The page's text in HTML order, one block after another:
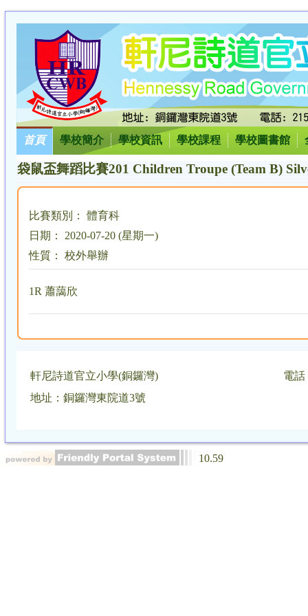
首頁 學校簡介 學校資訊 學校課程 學校圖書館
袋鼠盃舞蹈比賽201 Children Troupe (Team B)
比賽類別： 體育科
日期： 2020-07-20 (星期一)
性質： 校外舉辦
1R 蕭藹欣
軒尼詩道官立小學(銅鑼灣)
電話
地址：銅鑼灣東院道3號
10.59